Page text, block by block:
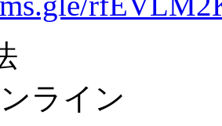
ライン